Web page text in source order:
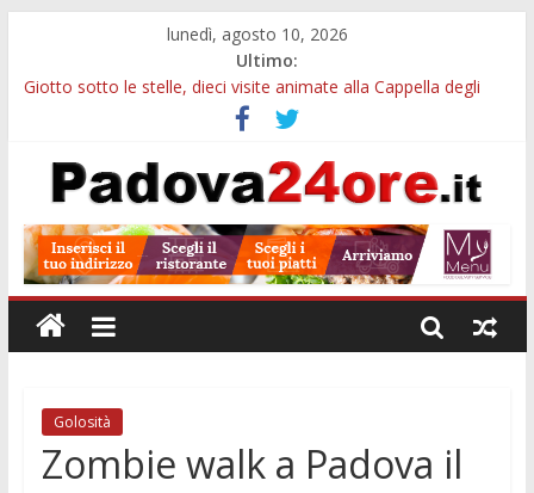
lunedì, agosto 10, 2026
Ultimo:
Giotto sotto le stelle, dieci visite animate alla Cappella degli
Notizie di Padova alle ore 23: borse Eni, musei gratuiti e
scadenze universitarie
Concorso Claudio Scimone, 14mila euro ai giovani musicisti:
Gemellaggi internazionali, 100mila euro ai Comuni veneti:
domande entro il 7 settembre
Alloggi ESU Padova 2026-2027: requisiti, scadenze e domanda
per ottenere un posto letto
Golosità
Zombie walk a Padova il